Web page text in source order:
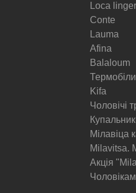
Loca
Conte
Lauma
Afina
Balaloum
Kifa
Чоловічі
Мілавіца
Milavitsa.
Акція
Чоловікам